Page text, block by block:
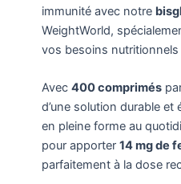
immunité avec notre
WeightWorld,
vos besoins nutritionnels
Avec 400 comprimés
d’une solution durable
en pleine forme au
pour apporter 14 mg de
parfaitement à la dose